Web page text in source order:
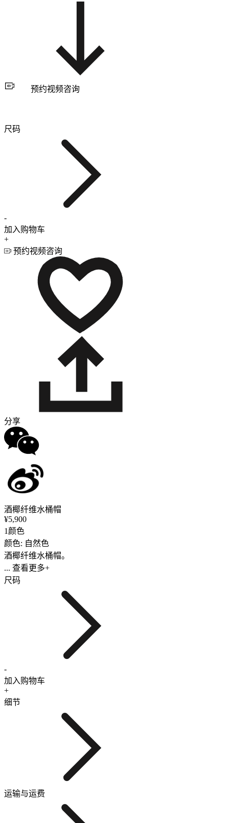
预约视频咨询
尺码
-
加入购物车
+
预约视频咨询
分享
酒椰纤维水桶帽
¥5,900
1颜色
颜色: 自然色
酒椰纤维水桶帽。
... 查看更多+
尺码
-
加入购物车
+
细节
运输与运费